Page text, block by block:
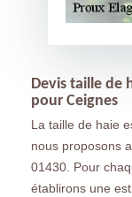
Devis taille de
pour Ceignes
La taille de haie
nous proposons
01430. Pour
établirons une